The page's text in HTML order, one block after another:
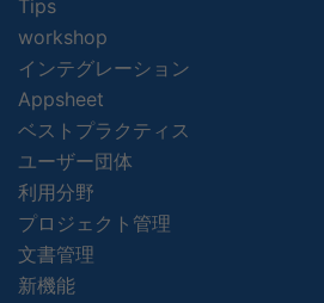
Tips
workshop
インテグレーション
Appsheet
ベストプラクティス
ユーザー団体
利用分野
プロジェクト管理
文書管理
新機能